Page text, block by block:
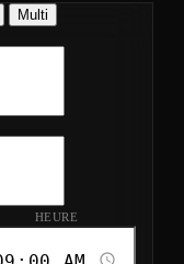
Multi
HEURE